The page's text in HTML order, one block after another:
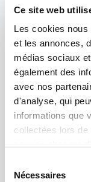
Ce site web
Les cookies nous
et les annonces,
médias sociaux
également des
avec nos
d'analyse, qui
informations que
collectées lors
Voir notre
Nécessaires
légère qui
votre image
numéro de
C'est une
prospects et
C’est aussi le
Cette